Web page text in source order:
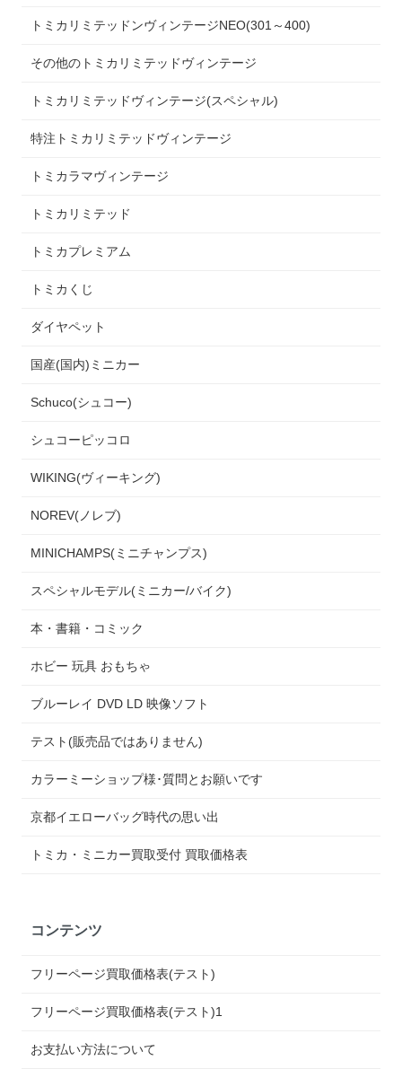
トミカリミテッドンヴィンテージNEO(301～400)
その他のトミカリミテッドヴィンテージ
トミカリミテッドヴィンテージ(スペシャル)
特注トミカリミテッドヴィンテージ
トミカラマヴィンテージ
トミカリミテッド
トミカプレミアム
トミカくじ
ダイヤペット
国産(国内)ミニカー
Schuco(シュコー)
シュコーピッコロ
WIKING(ヴィーキング)
NOREV(ノレブ)
MINICHAMPS(ミニチャンプス)
スペシャルモデル(ミニカー/バイク)
本・書籍・コミック
ホビー 玩具 おもちゃ
ブルーレイ DVD LD 映像ソフト
テスト(販売品ではありません)
カラーミーショップ様･質問とお願いです
京都イエローバッグ時代の思い出
トミカ・ミニカー買取受付 買取価格表
コンテンツ
フリーページ買取価格表(テスト)
フリーページ買取価格表(テスト)1
お支払い方法について